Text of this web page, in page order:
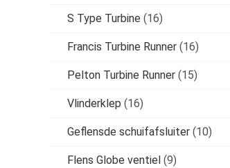
S Type Turbine (16)
Francis Turbine Runner (16)
Pelton Turbine Runner (15)
Vlinderklep (16)
Geflensde schuifafsluiter (10)
Flens Globe ventiel (9)